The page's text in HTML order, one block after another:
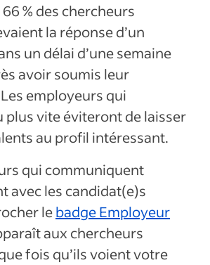
% des chercheurs
la réponse d’un
un délai d’une semaine
avoir soumis leur
employeurs qui
plus vite éviteront de laisser
au profil intéressant.
qui communiquent
avec les candidat(e)s
lebadge Employeur
aux chercheurs
fois qu’ils voient votre